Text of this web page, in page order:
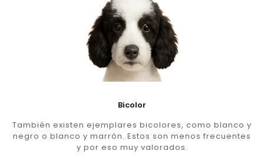
Bicolor
También existen ejemplares bicolores, como blanco y
negro o blanco y marrón. Estos son menos frecuentes
y por eso muy valorados.